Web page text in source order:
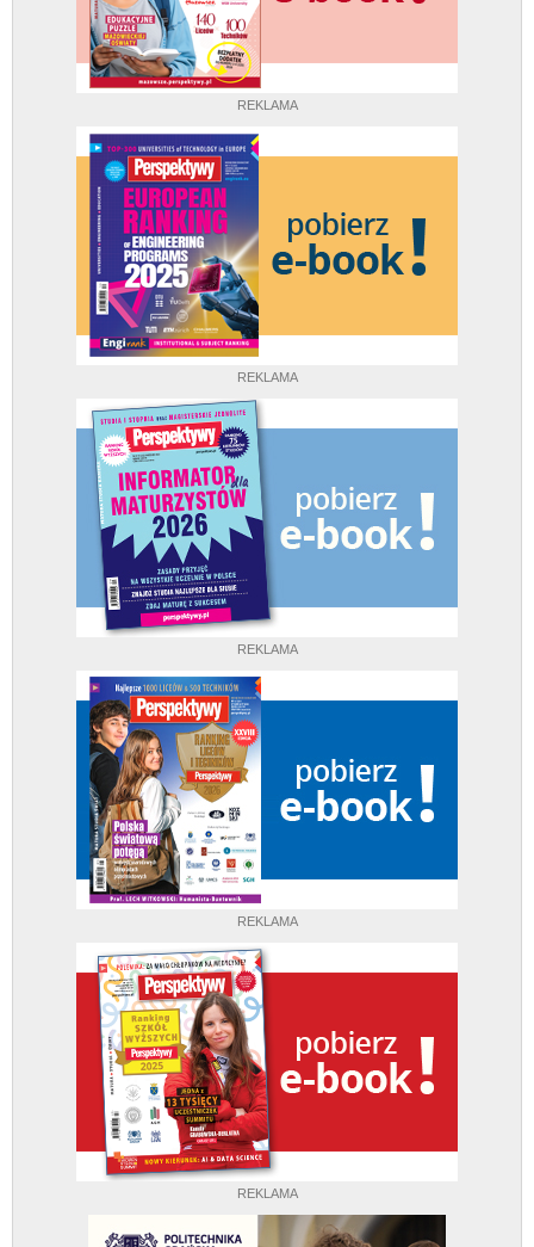
REKLAMA
REKLAMA
REKLAMA
REKLAMA
REKLAMA